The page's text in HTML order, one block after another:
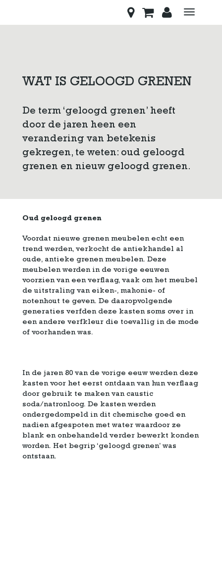
Toggle
WAT IS GELOOGD GRENEN
De term ‘geloogd grenen’ heeft
door de jaren heen een
verandering van betekenis
gekregen, te weten: oud geloogd
grenen en nieuw geloogd grenen.
Oud geloogd grenen
Voordat nieuwe grenen meubelen echt een
trend werden, verkocht de antiekhandel al
oude, antieke grenen meubelen. Deze
meubelen werden in de vorige eeuwen
voorzien van een verflaag, vaak om het meubel
de uitstraling van eiken-, mahonie- of
notenhout te geven. De daaropvolgende
generaties verfden deze kasten soms over in
een andere verfkleur die toevallig in de mode
of voorhanden was.
In de jaren 80 van de vorige eeuw werden deze
kasten voor het eerst ontdaan van hun verflaag
door gebruik te maken van caustic
soda/natronloog. De kasten werden
ondergedompeld in dit chemische goed en
nadien afgespoten met water waardoor ze
blank en onbehandeld verder bewerkt konden
worden. Het begrip ‘geloogd grenen’ was
ontstaan.